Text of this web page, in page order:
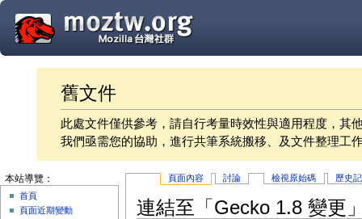
舊文件
此處文件僅供參考，請自行考量時效性與適用程度，其
我們亟需您的協助，進行共筆系統搬移、及文件整理工
頁面內容 討論 檢視原始碼 歷史
連結至「Gecko 1.8 變更
本站導覽：
首頁
頁面近期變動